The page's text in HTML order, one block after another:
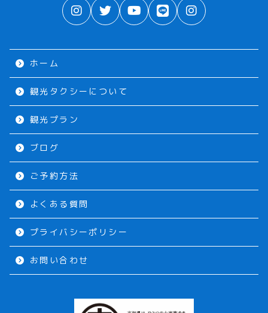
ホーム
観光タクシーについて
観光プラン
ブログ
ご予約方法
よくある質問
プライバシーポリシー
お問い合わせ